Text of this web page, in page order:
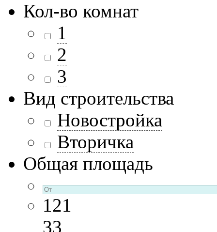
Кол-во комнат
1
2
3
Вид строительства
Новостройка
Вторичка
Общая площадь
121
33